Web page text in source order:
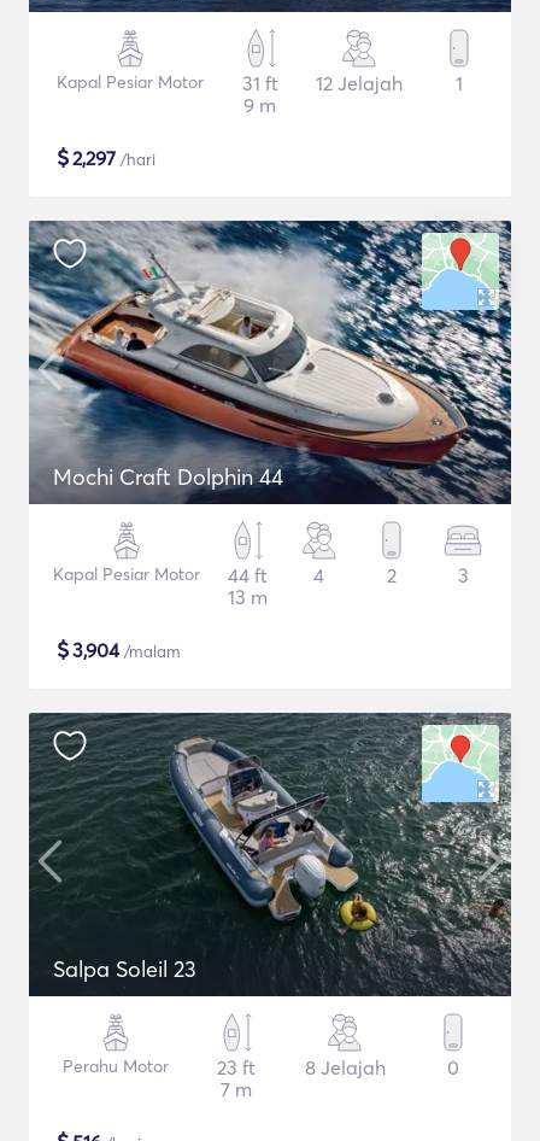
Kapal Pesiar Motor
31 ft
9 m
12 Jelajah 1
$2,297 /hari
Mochi Craft Dolphin 44
Kapal Pesiar Motor
44 ft
13 m
4 2 3
$3,904/malam
Salpa Soleil 23
Perahu Motor
23 ft
7 m
8 Jelajah 0